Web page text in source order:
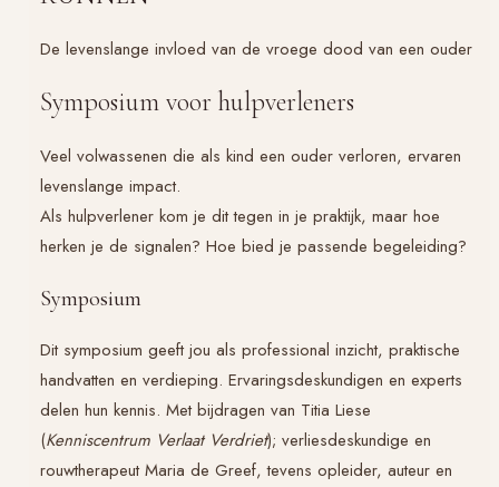
De levenslange invloed van de vroege dood van een ouder
Symposium voor hulpverleners
Veel volwassenen die als kind een ouder verloren, ervaren
levenslange impact.
Als hulpverlener kom je dit tegen in je praktijk, maar hoe
herken je de signalen? Hoe bied je passende begeleiding?
Symposium
Dit symposium geeft jou als professional inzicht, praktische
handvatten en verdieping. Ervaringsdeskundigen en experts
delen hun kennis. Met bijdragen van Titia Liese
(Kenniscentrum Verlaat Verdriet); verliesdeskundige en
rouwtherapeut Maria de Greef, tevens opleider, auteur en